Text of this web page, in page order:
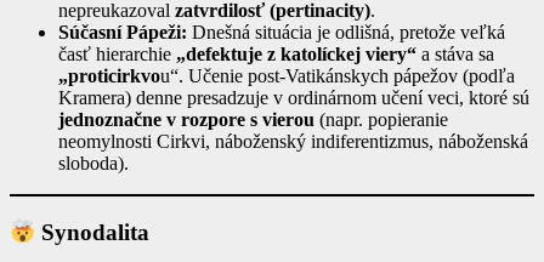
nepreukazoval zatvrdilosť (pertinacity).
Súčasní Pápeži: Dnešná situácia je odlišná, pretože veľká
časť hierarchie „defektuje z katolíckej viery“ a stáva sa
„proticirkvou“. Učenie post-Vatikánskych pápežov (podľa
Kramera) denne presadzuje v ordinárnom učení veci, ktoré sú
jednoznačne v rozpore s vierou (napr. popieranie
neomylnosti Cirkvi, náboženský indiferentizmus, náboženská
sloboda).
Synodalita